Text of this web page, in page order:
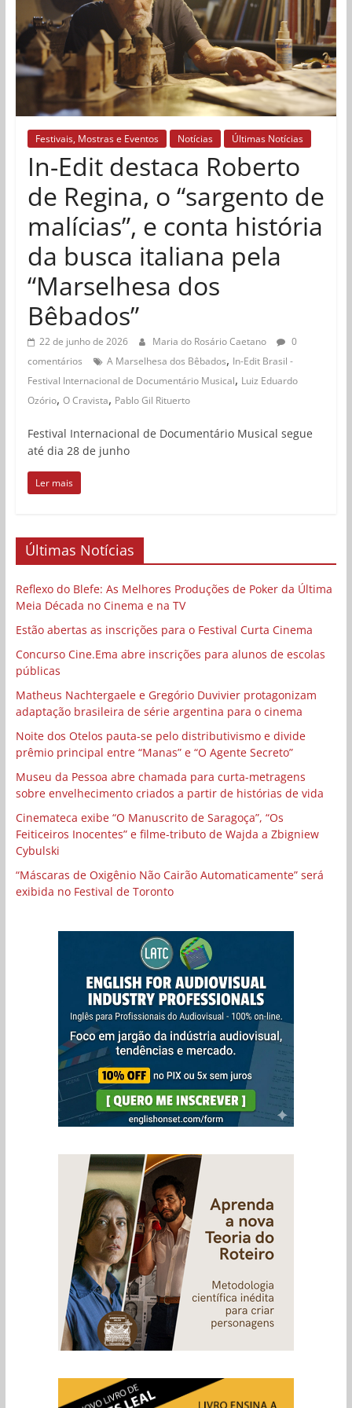
Festivais, Mostras e Eventos Notícias Últimas Notícias
In-Edit destaca Roberto
de Regina, o “sargento de
malícias”, e conta história
da busca italiana pela
“Marselhesa dos
Bêbados”
22 de junho de 2026 Maria do Rosário Caetano
0
comentários
A Marselhesa dos Bêbados, In-Edit Brasil -
Festival Internacional de Documentário Musical, Luiz Eduardo
Ozório, O Cravista, Pablo Gil Rituerto
Festival Internacional de Documentário Musical segue
até dia 28 de junho
Ler mais
Últimas Notícias
Reflexo do Blefe: As Melhores Produções de Poker da Última
Meia Década no Cinema e na TV
Estão abertas as inscrições para o Festival Curta Cinema
Concurso Cine.Ema abre inscrições para alunos de escolas
públicas
Matheus Nachtergaele e Gregório Duvivier protagonizam
adaptação brasileira de série argentina para o cinema
Noite dos Otelos pauta-se pelo distributivismo e divide
prêmio principal entre “Manas” e “O Agente Secreto”
Museu da Pessoa abre chamada para curta-metragens
sobre envelhecimento criados a partir de histórias de vida
Cinemateca exibe “O Manuscrito de Saragoça”, “Os
Feiticeiros Inocentes” e filme-tributo de Wajda a Zbigniew
Cybulski
“Máscaras de Oxigênio Não Cairão Automaticamente” será
exibida no Festival de Toronto